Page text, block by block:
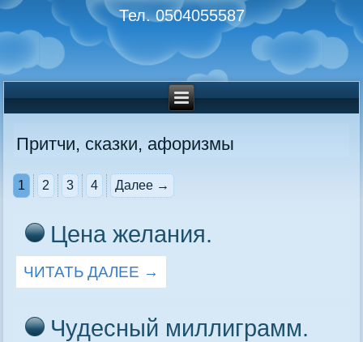
Тел. 0504055587
Притчи, сказки, афоризмы
1 2 3 4 Далее →
Цена желания.
ЧИТАТЬ ДАЛЕЕ →
Чудесный миллиграмм.